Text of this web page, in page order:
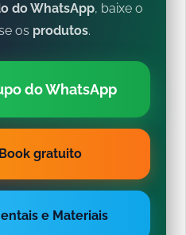
do WhatsApp, baixe o
os produtos.
do WhatsApp
gratuito
e Materiais